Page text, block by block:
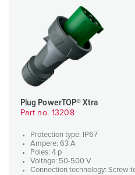
Plug PowerTOP® Xtra
Part no. 13208
Protection type: IP67
Ampere: 63 A
Poles: 4 p
Voltage: 50-500 V
Connection technology: Screw